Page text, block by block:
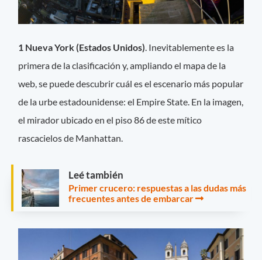
1 Nueva York (Estados Unidos). Inevitablemente es la
primera de la clasificación y, ampliando el mapa de la
web, se puede descubrir cuál es el escenario más popular
de la urbe estadounidense: el Empire State. En la imagen,
el mirador ubicado en el piso 86 de este mítico
rascacielos de Manhattan.
Leé también
Primer crucero: respuestas a las dudas más
frecuentes antes de embarcar